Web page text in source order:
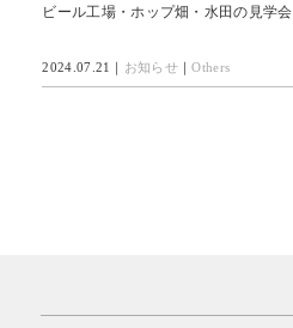
ビール工場・ホップ畑・水田の見学会
2024.07.21｜ お知らせ ｜Others